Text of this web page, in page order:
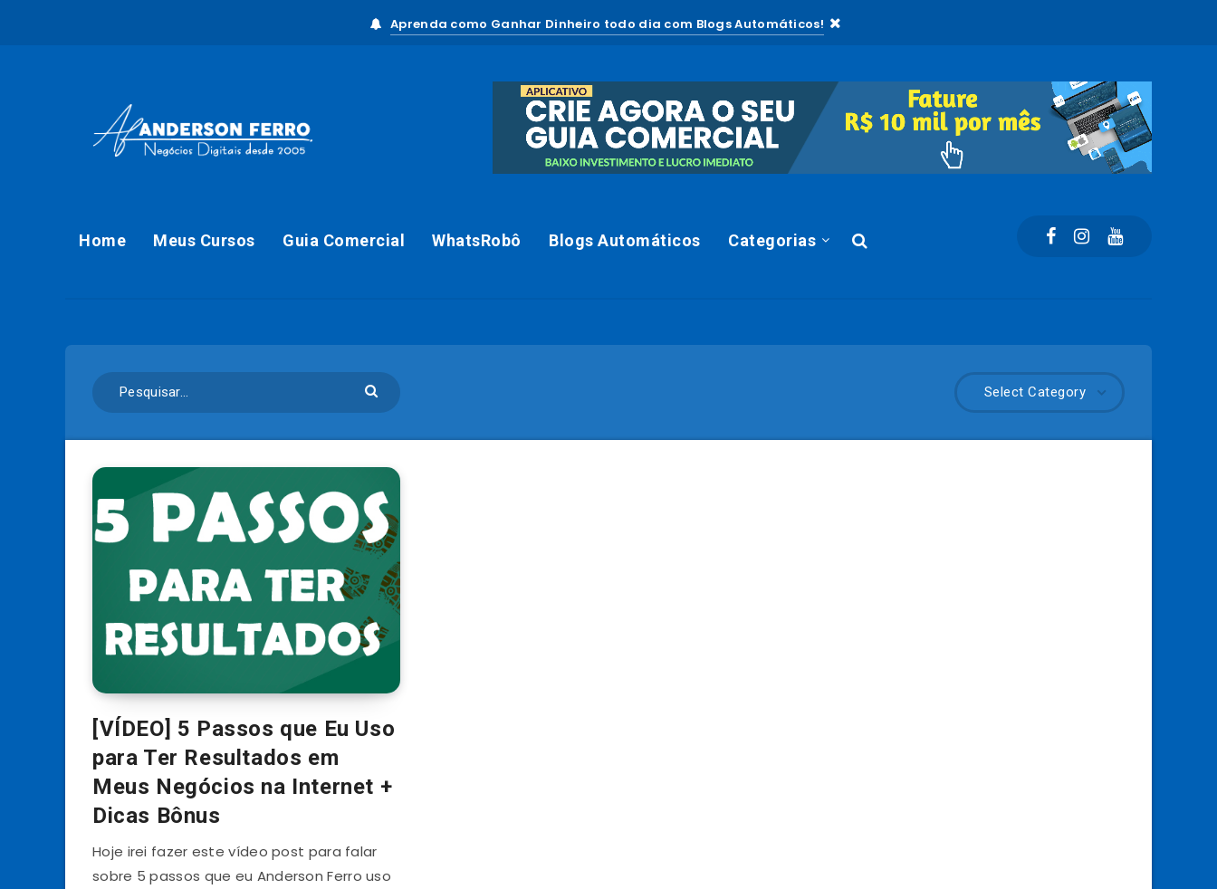
Aprenda como Ganhar Dinheiro todo dia com Blogs Automáticos!
Home Meus Cursos Guia Comercial WhatsRobô Blogs Automáticos Categorias
Select Category
[VÍDEO] 5 Passos que Eu Uso
para Ter Resultados em
Meus Negócios na Internet +
Dicas Bônus
Hoje irei fazer este vídeo post para falar
sobre 5 passos que eu Anderson Ferro uso